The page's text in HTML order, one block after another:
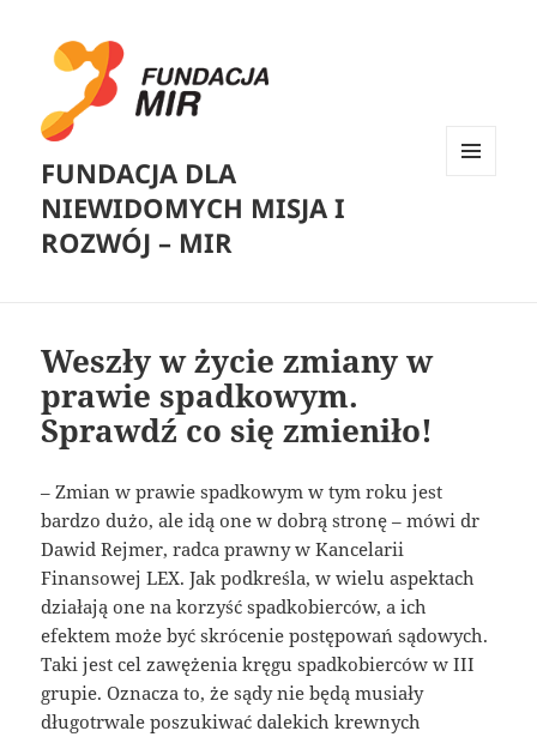
FUNDACJA DLA
NIEWIDOMYCH MISJA I
ROZWÓJ – MIR
Weszły w życie zmiany w
prawie spadkowym.
Sprawdź co się zmieniło!
– Zmian w prawie spadkowym w tym roku jest
bardzo dużo, ale idą one w dobrą stronę – mówi dr
Dawid Rejmer, radca prawny w Kancelarii
Finansowej LEX. Jak podkreśla, w wielu aspektach
działają one na korzyść spadkobierców, a ich
efektem może być skrócenie postępowań sądowych.
Taki jest cel zawężenia kręgu spadkobierców w III
grupie. Oznacza to, że sądy nie będą musiały
długotrwale poszukiwać dalekich krewnych